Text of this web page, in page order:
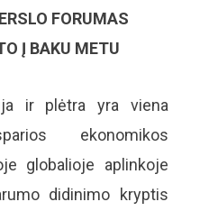
FORUMAS
Į BAKU METU
ir plėtra yra viena
ekonomikos
globalioje aplinkoje
didinimo kryptis